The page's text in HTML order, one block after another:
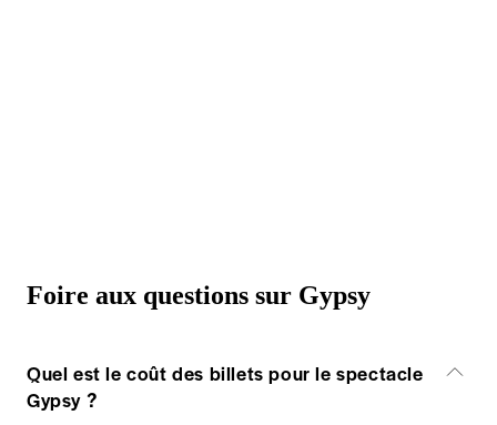
Foire aux questions sur Gypsy
Quel est le coût des billets pour le spectacle
Gypsy ?